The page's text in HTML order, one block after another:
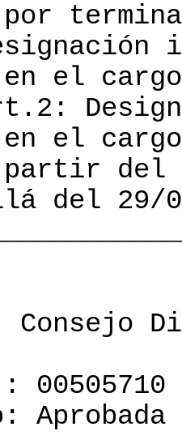
el cargo
el
partir
del 29/
Consejo
00505710
Aprobada